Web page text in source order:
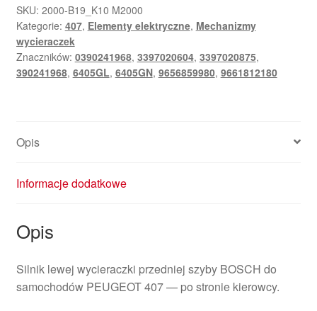
Peugeot
407
9661812180
0390241968
SKU: 2000-B19_K10 M2000
Kategorie: 407, Elementy elektryczne, Mechanizmy
wycieraczek
Znaczników: 0390241968, 3397020604, 3397020875,
390241968, 6405GL, 6405GN, 9656859980, 9661812180
Opis
Informacje dodatkowe
Opis
Silnik lewej wycieraczki przedniej szyby BOSCH do
samochodów PEUGEOT 407 — po stronie kierowcy.